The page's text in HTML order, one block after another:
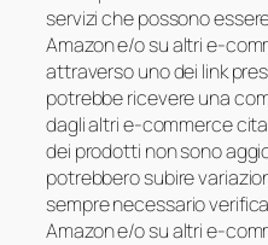
servizi che possono
Amazon e/o su altri e-
attraverso uno dei link
potrebbe ricevere una
dagli altri e-commerce
dei prodotti non sono
potrebbero subire
sempre necessario
Amazon e/o su altri e-